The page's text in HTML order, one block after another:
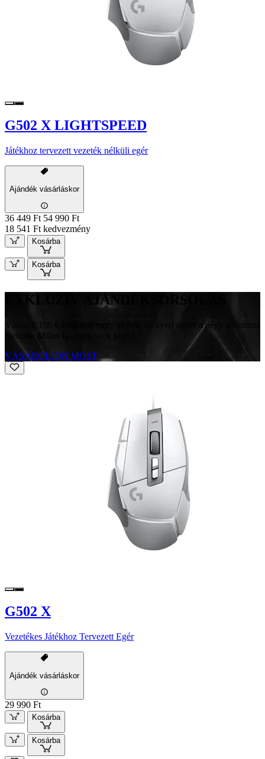
G502 X LIGHTSPEED
Játékhoz tervezett vezeték nélküli egér
Ajándék vásárláskor
36 449 Ft 54 990 Ft
18 541 Ft kedvezmény
Kosárba
Kosárba
EXKLUZÍV AJÁNDÉKSORSOLÁS
Vásárolj 100 € értékben vagy afölött, és nyerj egyet a négy prémium
Herman Miller Gaming szék közül.
VÁSÁROLJON MOST
G502 X
Vezetékes Játékhoz Tervezett Egér
Ajándék vásárláskor
29 990 Ft
Kosárba
Kosárba